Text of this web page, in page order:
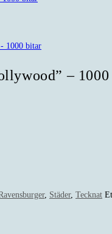
–
, Städer, Tecknat